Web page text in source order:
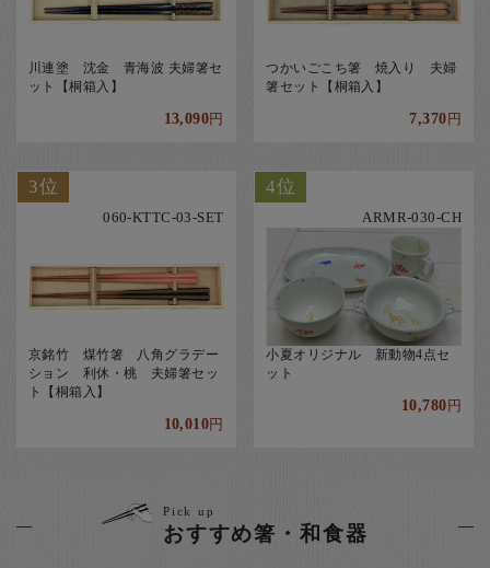
川連塗 沈金 青海波 夫婦箸セ
ット【桐箱入】
13,090円
つかいごこち箸 焼入り 夫婦
箸セット【桐箱入】
7,370 円
3位
060-KTTC-03-SET
京銘竹 煤竹箸 八角グラデー
ション 利休・桃 夫婦箸セッ
ト【桐箱入】
10,010円
4位
ARMR-030-CH
小夏オリジナル 新動物4点セ
ット
10,780円
Pick up
おすすめ箸・和食器